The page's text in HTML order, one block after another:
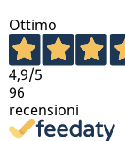
Ottimo
4,9/5
96
recensioni